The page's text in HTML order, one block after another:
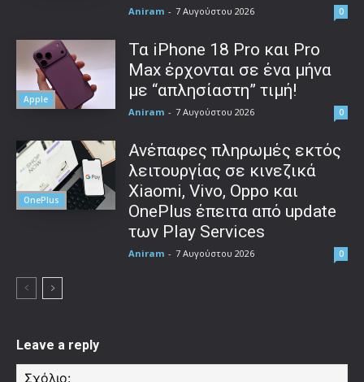
Aniram - 7 Αυγούστου 2026 0
Apple
Τα iPhone 18 Pro και Pro
Max έρχονται σε ένα μήνα
με “απλησίαστη” τιμή!
Aniram - 7 Αυγούστου 2026 0
OnePlus
Ανέπαφες πληρωμές εκτός
λειτουργίας σε κινεζικά
Xiaomi, Vivo, Oppo και
OnePlus έπειτα από update
των Play Services
Aniram - 7 Αυγούστου 2026 0
Leave a reply